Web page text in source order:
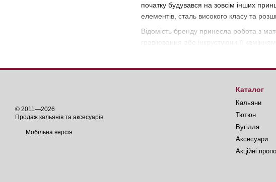
початку будувався на зовсім інших
елементів, сталь високого класу та
Відомість бренду принесла робота з
гравіювання або інкрустуючи її
хочуть виділитися інтер’єром, і
AMIR'S — не самостійна компанія, а
Дабес і назвав її на честь сина Аміра
Завдання бренду з моменту запуску
Філософія бренду будується на
замість однакових екземплярів
© 2011—2026
Продаж кальянів та аксесуарів
Мобільна версія
Каталог
Кальяни
Тютюн
Вугілля
Аксесуари
Акційні